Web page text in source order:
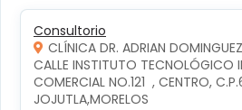
Consultorio
CLÍNICA DR. ADRIAN
CALLE INSTITUTO TECNOLÓGICO
COMERCIAL NO.121  , CENTRO,
JOJUTLA,MORELOS